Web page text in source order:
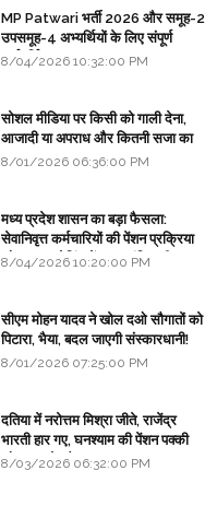
MP Patwari भर्ती 2026 और समूह-2
उपसमूह-4 अभ्यर्थियों के लिए संपूर्ण
मार्गदर्शिका
8/04/2026 10:32:00 PM
सोशल मीडिया पर किसी को गाली देना,
आजादी या अपराध और कितनी सजा का
प्रावधान - free legal advice
8/01/2026 06:36:00 PM
मध्य प्रदेश शासन का बड़ा फैसला:
सेवानिवृत्त कर्मचारियों की पेंशन प्रक्रिया
और बजट कोडिंग में हुए क्रांतिकारी
8/04/2026 10:20:00 PM
सीएम मोहन यादव ने खोल दओ सौगातों को
पिटारा, भैया, बदल जाएगी संस्कारधानी!
8/01/2026 07:25:00 PM
दतिया में नरोत्तम मिश्रा जीते, राजेंद्र
भारती हार गए, घनश्याम की पेंशन पक्की
और आशुतोष बैक टू...
8/03/2026 06:32:00 PM